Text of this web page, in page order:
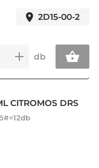
2D15-00-2
db
CITROMOS DRS